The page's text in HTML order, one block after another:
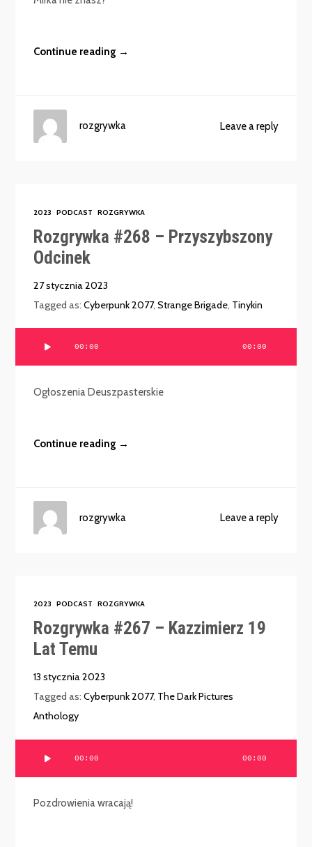
Continue reading →
Leave a reply
rozgrywka
2023 PODCAST ROZGRYWKA
Rozgrywka #268 – Przyszybszony
Odcinek
27 stycznia 2023
Tagged as:Cyberpunk 2077,Strange Brigade Tinykin
00:00 00:00
Ogłoszenia Deuszpasterskie
Continue reading →
Leave a reply
rozgrywka
2023 PODCAST ROZGRYWKA
Rozgrywka #267 – Kazzimierz 19
Lat Temu
13 stycznia 2023
Tagged as:Cyberpunk 2077, The Dark Pictures
Anthology
00:00 00:00
Pozdrowienia wracają!